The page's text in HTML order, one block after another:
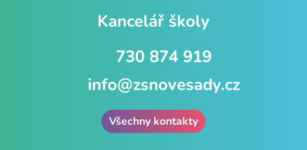
Kancelář školy
730 874 919
info@zsnovesady.cz
Všechny kontakty